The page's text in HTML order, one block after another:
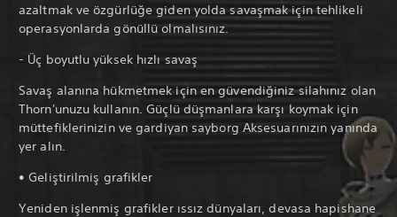
azaltmak ve özgürlüğe giden yolda savaşmak için tehlikeli
operasyonlarda gönüllü olmalısınız.
- Üç boyutlu yüksek hızlı savaş
Savaş alanına hükmetmek için en güvendiğiniz silahınız olan
Thorn'unuzu kullanın. Güçlü düşmanlara karşı koymak için
müttefiklerinizin ve gardiyan sayborg Aksesuarınızın yanında
yer alın.
• Geliştirilmiş grafikler
Yeniden işlenmiş grafikler ıssız dünyaları, devasa hapishane